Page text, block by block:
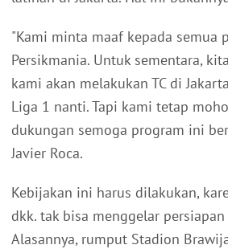
"Kami minta maaf kepada semua
Persikmania. Untuk sementara,
kami akan melakukan TC di
Liga 1 nanti. Tapi kami tetap
dukungan semoga program ini
Javier Roca.
Kebijakan ini harus dilakukan,
dkk. tak bisa menggelar
Alasannya, rumput Stadion